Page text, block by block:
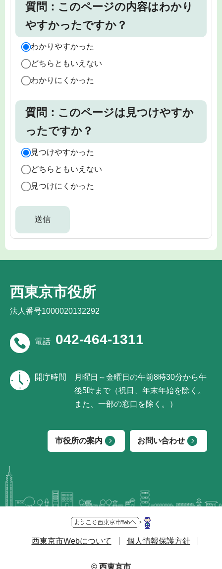
質問：このページの内容はわかり
やすかったですか？
わかりやすかった
どちらともいえない
わかりにくかった
質問：このページは見つけやすか
ったですか？
見つけやすかった
どちらともいえない
見つけにくかった
西東京市役所
法人番号1000020132292
電話 042-464-1311
開庁時間
月曜日～金曜日の午前8時30分から午
後5時まで（祝日、年末年始を除く。
また、一部の窓口を除く。）
市役所の案内 お問い合わせ
西東京市Webについて 個人情報保護方針
© 西東京市